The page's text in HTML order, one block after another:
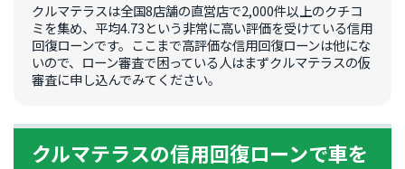
クルマテラスは全国8店舗の直営店で2,000件以上のクチコ
ミを集め、平均4.73という非常に高い評価を受けている信用
回復ローンです。ここまで高評価な信用回復ローンは他にな
いので、ローン審査で困っている人はまずクルマテラスの仮
審査に申し込んでみてください。
クルマテラスの信用回復ローンで車を